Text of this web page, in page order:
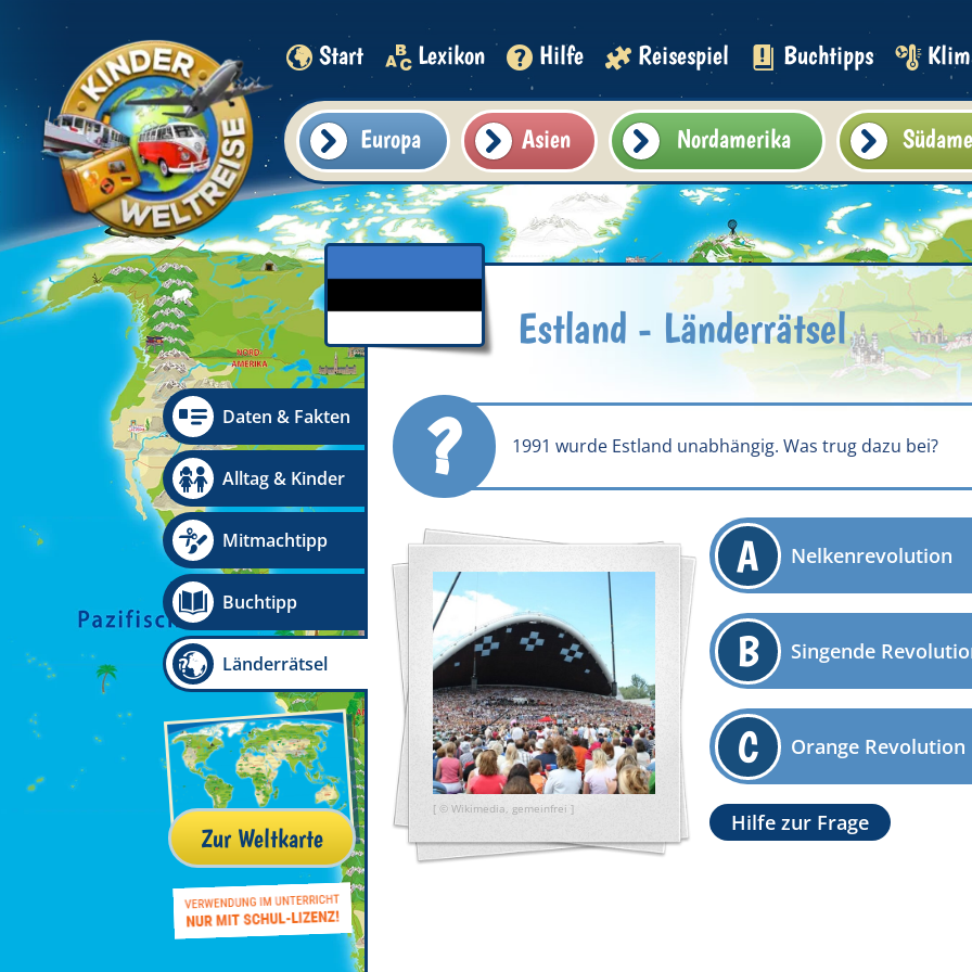
Start Lexikon Hilfe Reisespiel Buchtipps
Europa Asien Nordamerika
Daten & Fakten
Alltag & Kinder
Mitmachtipp
Buchtipp
Länderrätsel
Zur Weltkarte
Estland - Länderrätsel
? 1991 wurde Estland unabhängig. Was trug dazu bei?
[ © Wikimedia, gemeinfrei ]
A Nelkenrevolution
B Singende
C Orange Revolution
Hilfe zur Frage